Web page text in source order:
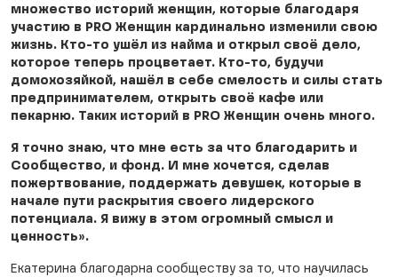
множество историй женщин, которые благодаря
участию в PRO Женщин кардинально изменили свою
жизнь. Кто-то ушёл из найма и открыл своё дело,
которое теперь процветает. Кто-то, будучи
домохозяйкой, нашёл в себе смелость и силы стать
предпринимателем, открыть своё кафе или
пекарню. Таких историй в PRO Женщин очень много.
Я точно знаю, что мне есть за что благодарить и
Сообщество, и фонд. И мне хочется, сделав
пожертвование, поддержать девушек, которые в
начале пути раскрытия своего лидерского
потенциала. Я вижу в этом огромный смысл и
ценность».
Екатерина благодарна сообществу за то, что научилась